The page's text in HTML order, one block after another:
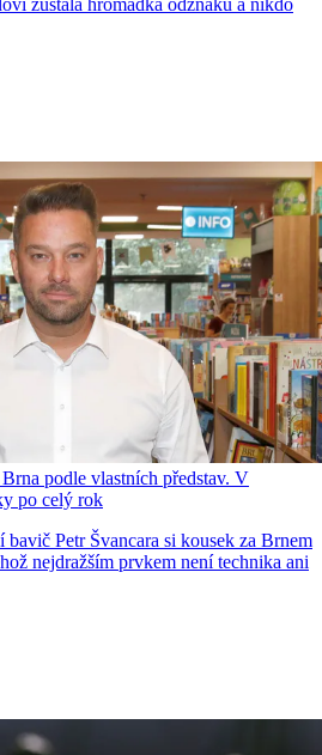
podle vlastních představ. V
po celý rok
Petr Švancara si kousek za Brnem
nejdražším prvkem není technika ani